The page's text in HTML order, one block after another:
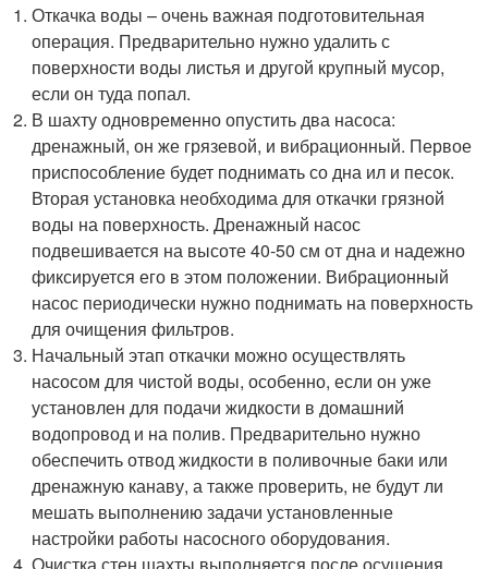
Откачка воды – очень важная подготовительная
операция. Предварительно нужно удалить с
поверхности воды листья и другой крупный мусор,
если он туда попал.
В шахту одновременно опустить два насоса:
дренажный, он же грязевой, и вибрационный. Первое
приспособление будет поднимать со дна ил и песок.
Вторая установка необходима для откачки грязной
воды на поверхность. Дренажный насос
подвешивается на высоте 40-50 см от дна и надежно
фиксируется его в этом положении. Вибрационный
насос периодически нужно поднимать на поверхность
для очищения фильтров.
Начальный этап откачки можно осуществлять
насосом для чистой воды, особенно, если он уже
установлен для подачи жидкости в домашний
водопровод и на полив. Предварительно нужно
обеспечить отвод жидкости в поливочные баки или
дренажную канаву, а также проверить, не будут ли
мешать выполнению задачи установленные
настройки работы насосного оборудования.